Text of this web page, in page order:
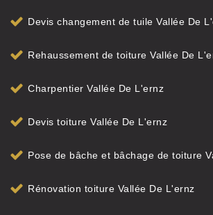
Devis changement de tuile Vallée De
Rehaussement de toiture Vallée De
Charpentier Vallée De L'ernz
Devis toiture Vallée De L'ernz
Pose de bâche et bâchage de toiture
Rénovation toiture Vallée De L'ernz